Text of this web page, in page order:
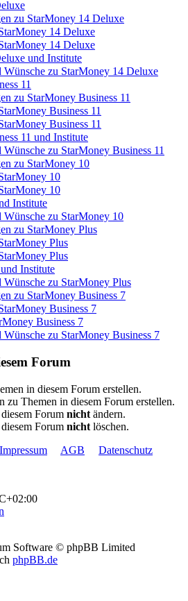
zu StarMoney 14 Deluxe
14 Deluxe
14 Deluxe
und Institute
zu StarMoney 14 Deluxe
11
zu StarMoney Business 11
Business 11
Business 11
11 und Institute
zu StarMoney Business 11
zu StarMoney 10
10
10
Institute
zu StarMoney 10
zu StarMoney Plus
Plus
Plus
Institute
zu StarMoney Plus
zu StarMoney Business 7
Business 7
Business 7
zu StarMoney Business 7
Forum
in diesem Forum erstellen.
zu Themen in diesem Forum erstellen.
Forum nicht ändern.
Forum nicht löschen.
Impressum AGB
Datenschutz
Software © phpBB Limited
phpBB.de